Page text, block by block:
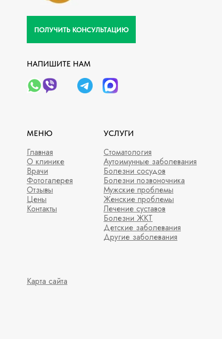
Карта сайта
Главная
О клинике
Врачи
Фотогалерея
Отзывы
Цены
Контакты
Стоматология
Аутоимунные заболевания
Болезни сосудов
Болезни позвоночника
Мужские проблемы
Женские проблемы
Лечение суставов
Болезни ЖКТ
Детские заболевания
Другие заболевания
УСЛУГИ
МЕНЮ
НАПИШИТЕ НАМ
ПОЛУЧИТЬ КОНСУЛЬТАЦИЮ